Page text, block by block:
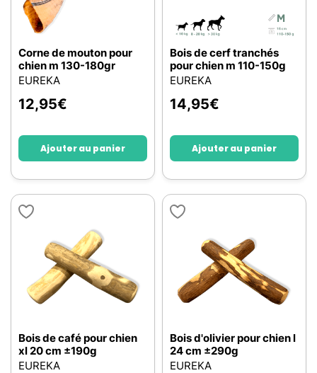
Corne de mouton pour
chien m 130-180gr
EUREKA
12,95€
Ajouter au panier
Bois de cerf tranchés
pour chien m 110-150g
EUREKA
14,95€
Ajouter au panier
Bois de café pour chien
xl 20 cm ±190g
EUREKA
Bois d'olivier pour chien l
24 cm ±290g
EUREKA